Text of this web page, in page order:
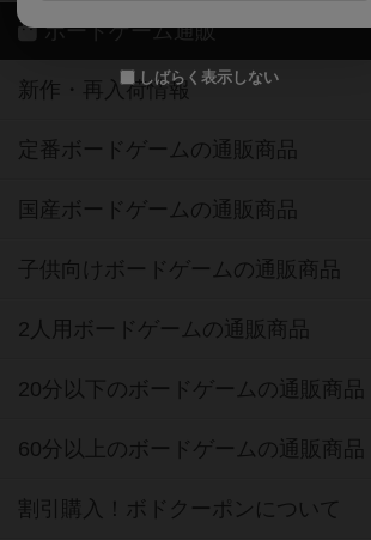
しばらく表示しない
ボードゲーム通販
新作・再入荷情報
定番ボードゲームの通販商品
国産ボードゲームの通販商品
子供向けボードゲームの通販商品
2人用ボードゲームの通販商品
20分以下のボードゲームの通販商品
60分以上のボードゲームの通販商品
割引購入！ボドクーポンについて